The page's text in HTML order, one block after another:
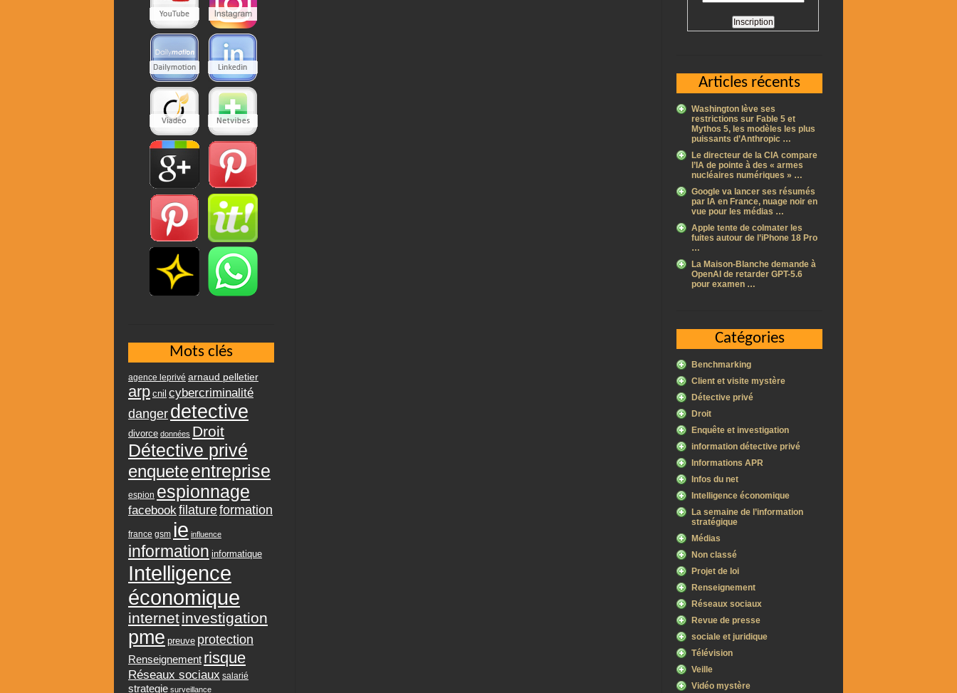
Articles récents
Washington lève ses
restrictions sur Fable 5 et
Mythos 5, les modèles les plus
puissants d’Anthropic …
Le directeur de la CIA compare
l’IA de pointe à des « armes
nucléaires numériques » …
Google va lancer ses résumés
par IA en France, nuage noir en
vue pour les médias …
Apple tente de colmater les
fuites autour de l’iPhone 18 Pro
…
La Maison-Blanche demande à
OpenAI de retarder GPT-5.6
pour examen …
Catégories
Benchmarking
Client et visite mystère
Détective privé
Droit
Enquête et investigation
information détective privé
Informations APR
Infos du net
Intelligence économique
La semaine de l’information
stratégique
Médias
Non classé
Projet de loi
Renseignement
Réseaux sociaux
Revue de presse
sociale et juridique
Télévision
Veille
Vidéo mystère
Mots clés
agence leprivé arnaud pelletier
arp cnil cybercriminalité
danger detective
divorce données Droit
Détective privé
enqueteentreprise
espion espionnage
facebookfilatureformation
france gsm ie influence
information informatique
Intelligence
économique
internetinvestigation
pme preuve protection
Renseignement risque
Réseaux sociaux salarié
strategie surveillance